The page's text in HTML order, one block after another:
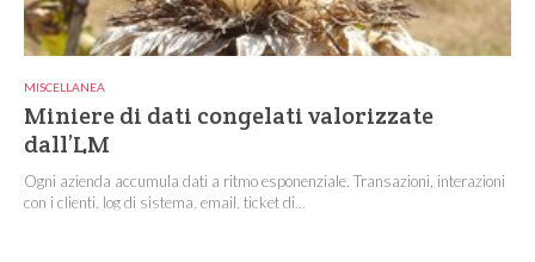
MISCELLANEA
Miniere di dati congelati valorizzate
dall’LM
Ogni azienda accumula dati a ritmo esponenziale. Transazioni, interazioni
con i clienti, log di sistema, email, ticket di...